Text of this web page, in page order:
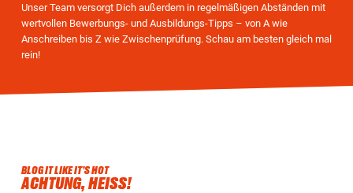
Unser Team versorgt Dich außerdem in regelmäßigen Abständen mit
wertvollen Bewerbungs- und Ausbildungs-Tipps – von A wie
Anschreiben bis Z wie Zwischenprüfung. Schau am besten gleich mal
rein!
BLOG IT LIKE IT’S HOT
ACHTUNG, HEISS!